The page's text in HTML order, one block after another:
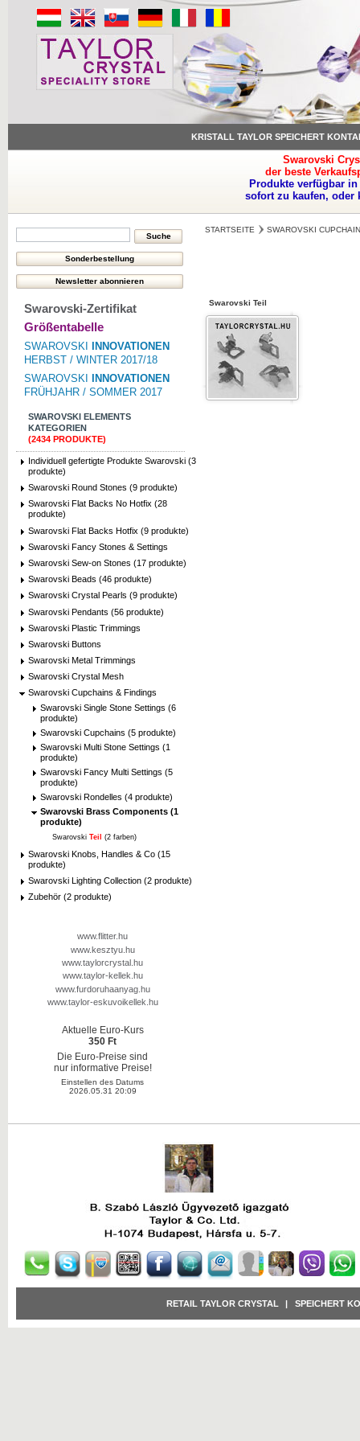
KRISTALL TAYLOR SPEICHERT
Swarovski
der beste
Produkte verfügbar
sofort zu kaufen, oder
Swarovski-Zertifikat
Größentabelle
SWAROVSKI
INNOVATIONEN
HERBST / WINTER 2017/18
SWAROVSKI
INNOVATIONEN
FRÜHJAHR / SOMMER 2017
SWAROVSKI ELEMENTS
KATEGORIEN
(2434 PRODUKTE)
Individuell gefertigte Produkte Swarovski (3
produkte)
Swarovski Round Stones (9 produkte)
Swarovski Flat Backs No Hotfix (28
produkte)
Swarovski Flat Backs Hotfix (9 produkte)
Swarovski Fancy Stones & Settings
Swarovski Sew-on Stones (17 produkte)
Swarovski Beads (46 produkte)
Swarovski Crystal Pearls (9 produkte)
Swarovski Pendants (56 produkte)
Swarovski Plastic Trimmings
Swarovski Buttons
Swarovski Metal Trimmings
Swarovski Crystal Mesh
Swarovski Cupchains & Findings
Swarovski Single Stone Settings (6
produkte)
Swarovski Cupchains (5 produkte)
Swarovski Multi Stone Settings (1
produkte)
Swarovski Fancy Multi Settings (5
produkte)
Swarovski Rondelles (4 produkte)
Swarovski Brass Components (1
produkte)
Swarovski Teil (2 farben)
Swarovski Knobs, Handles & Co (15
produkte)
Swarovski Lighting Collection (2 produkte)
Zubehör (2 produkte)
www.flitter.hu
www.kesztyu.hu
www.taylorcrystal.hu
www.taylor-kellek.hu
www.furdoruhaanyag.hu
www.taylor-eskuvoikellek.hu
Aktuelle Euro-Kurs
350 Ft
Die Euro-Preise sind
nur informative Preise!
Einstellen des Datums
2026.05.31 20:09
STARTSEITE SWAROVSKI
Swarovski Teil
RETAIL TAYLOR CRYSTAL SPEICHERT